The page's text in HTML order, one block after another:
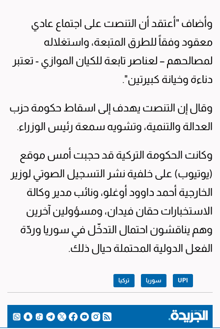
وأضاف "أعتقد أن التنصت على اجتماع عادي
معقود وفقاً للطرق المتبعة، واستغلاله
لمصالحهم – لعناصر تابعة للكيان الموازي - تعتبر
دناءة وخيانة كبيرتين".
وقال إن التنصت يهدف إلى اسقاط حكومة حزب
العدالة والتنمية، وتشويه سمعة رئيس الوزراء.
وكانت الحكومة التركية قد حجبت أمس موقع
(يوتيوب) على خلفية نشر التسجيل الصوتي لوزير
الخارجية أحمد داوود أوغلو، ونائب مدير وكالة
الاستخبارات حقان فيدان، ومسؤولين آخرين
وهم يناقشون احتمال التدخّل في سوريا وردّة
الفعل الدولية المحتملة حيال ذلك.
UPI سوريا تركيا